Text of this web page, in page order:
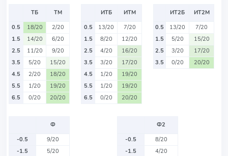
ТБ
ТМ
0.5
18/20
2/20
1.5
14/20
6/20
2.5
11/20
9/20
3.5
5/20
15/20
4.5
2/20
18/20
5.5
1/20
19/20
6.5
0/20 20/20
ИТБ
ИТМ
0.5
13/20
7/20
1.5
8/20
12/20
2.5
4/20
16/20
3.5
3/20
17/20
4.5
1/20
19/20
5.5
1/20
19/20
6.5
0/20 20/20
ИТ2Б
ИТ2М
0.5
13/20
7/20
1.5
5/20
15/20
2.5
3/20
17/20
3.5
0/20 20/20
Ф
-0.5
9/20
-1.5
5/20
Ф2
-0.5
8/20
-1.5
4/20